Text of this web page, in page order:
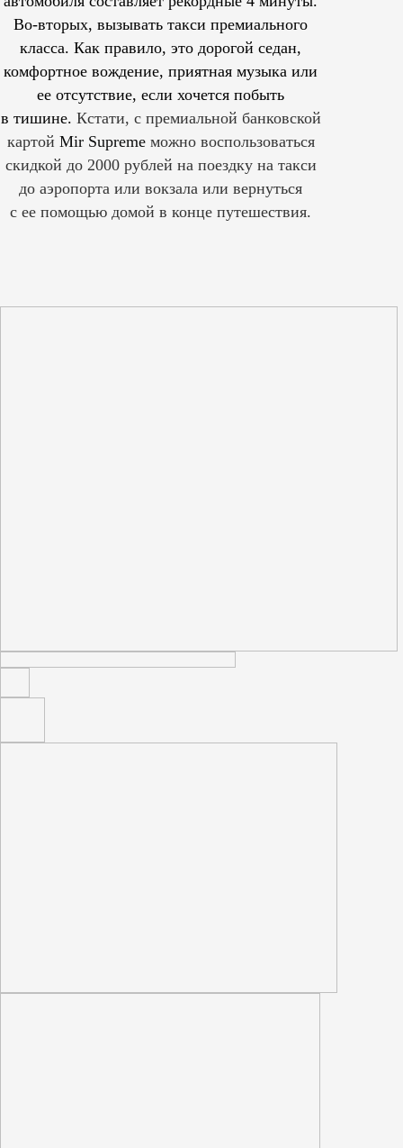
Во-вторых, вызывать такси премиального
класса. Как правило, это дорогой седан,
комфортное вождение, приятная музыка или
ее отсутствие, если хочется побыть
в тишине. Кстати, с премиальной банковской
картой Mir Supreme можно воспользоваться
скидкой до 2000 рублей на поездку на такси
до аэропорта или вокзала или вернуться
с ее помощью домой в конце путешествия.